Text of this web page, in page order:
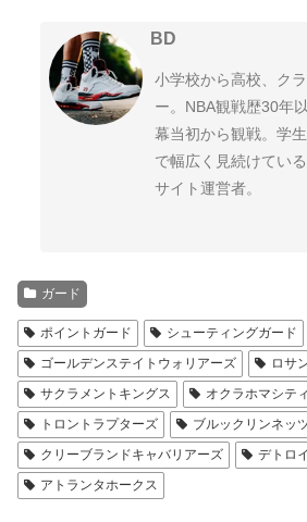
BD
小学校から高校、ク
ー。NBA観戦歴30年
幕当初から観戦。学
で幅広く見続けてい
サイト運営者。
ガード
ポイントガード
シューティングガード
ゴールデンステイトウォリアーズ
ロサ
サクラメントキングス
オクラホマシテ
トロントラプターズ
ブルックリンネッ
クリーブランドキャバリアーズ
デトロ
アトランタホークス